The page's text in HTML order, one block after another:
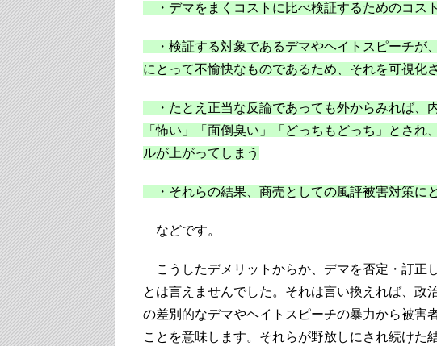
・デマをまくコストに比べ検証するためのコス
・検証する対象であるデマやヘイトスピーチが
にとって不愉快なものであるため、それを可視化
・たとえ正当な反論であっても外からみれば、
「怖い」「面倒臭い」「どっちもどっち」とさ
ルが上がってしまう
・それらの結果、商売としての風評被害対策に
などです。
こうしたデメリットからか、デマを否定・訂正
とは言えませんでした。それは言い換えれば、政
の差別的なデマやヘイトスピーチの暴力から被害
ことを意味します。それらが野放しにされ続けた